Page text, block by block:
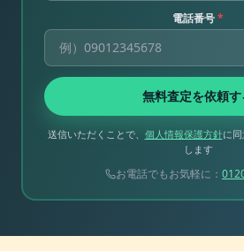
電話番号*
無料査定を依頼す
送信いただくことで、 個人情報保護方針に同
します
お電話でもお気軽に：